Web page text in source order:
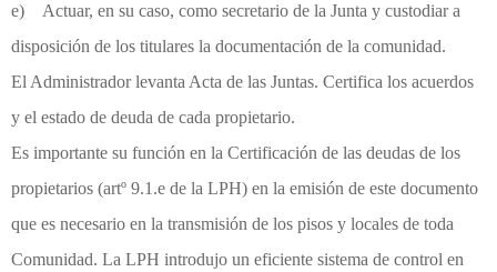
e) Actuar, en su caso, como secretario de la Junta y custodiar a
disposición de los titulares la documentación de la comunidad.
El Administrador levanta Acta de las Juntas. Certifica los acuerdos
y el estado de deuda de cada propietario.
Es importante su función en la Certificación de las deudas de los
propietarios (artº 9.1.e de la LPH) en la emisión de este documento
que es necesario en la transmisión de los pisos y locales de toda
Comunidad. La LPH introdujo un eficiente sistema de control en